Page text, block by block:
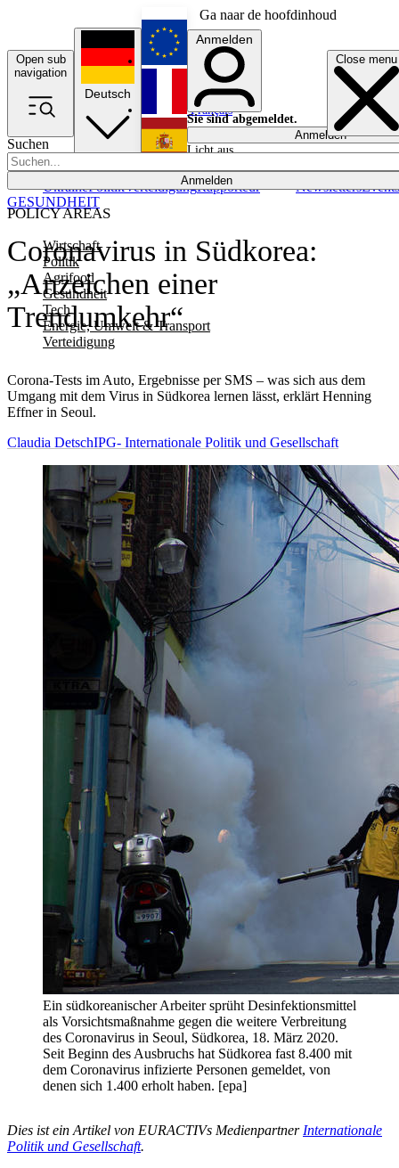
Ga naar de hoofdinhoud
Open sub
navigation
Close menu
Suchen
Anmelden
POLICY AREAS
Wirtschaft
Politik
Agrifood
Gesundheit
Tech
Energie, Umwelt & Transport
Verteidigung
UkrainePolitikVerteidigungRapporteur NewslettersEvents
Deutsch
English
Français
Anmelden
Sie sind abgemeldet.
Anmelden
Licht aus
Coronavirus in Südkorea:
„Anzeichen einer
Trendumkehr“
Corona-Tests im Auto, Ergebnisse per SMS – was sich aus dem
Umgang mit dem Virus in Südkorea lernen lässt, erklärt Henning
Effner in Seoul.
GESUNDHEIT
Claudia DetschIPG- Internationale Politik und Gesellschaft
Ein südkoreanischer Arbeiter sprüht Desinfektionsmittel
als Vorsichtsmaßnahme gegen die weitere Verbreitung
des Coronavirus in Seoul, Südkorea, 18. März 2020.
Seit Beginn des Ausbruchs hat Südkorea fast 8.400 mit
dem Coronavirus infizierte Personen gemeldet, von
denen sich 1.400 erholt haben. [epa]
Dies ist ein Artikel von EURACTIVs Medienpartner Internationale
Politik und Gesellschaft.